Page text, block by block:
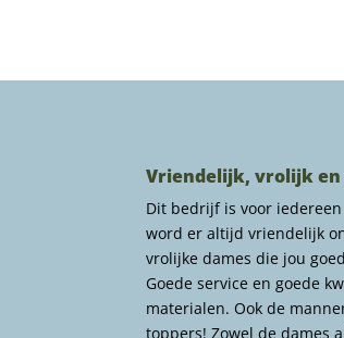
Vriendelijk, vrolijk
Dit bedrijf is voor
word er altijd vriendelijk
vrolijke dames die jou
Goede service en goede
materialen. Ook de
toppers! Zowel de dames